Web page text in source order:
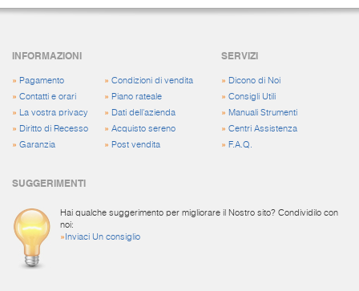
INFORMAZIONI
» Pagamento
» Contatti e orari
»
La vostra privacy
» Diritto di Recesso
» Garanzia
» Condizioni di vendita
» Piano rateale
» Dati dell'azienda
» Acquisto sereno
» Post vendita
SERVIZI
» Dicono di Noi
»Consigli Utili
» Manuali Strumenti
»Centri Assistenza
» F.A.Q.
SUGGERIMENTI
Hai qualche suggerimento per migliorare il Nostro sito? Condividilo con
noi:
» Inviaci Un consiglio